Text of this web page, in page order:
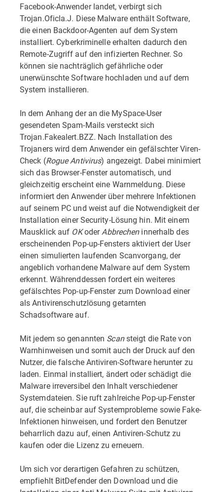
Facebook-Anwender landet, verbirgt sich
Trojan.Oficla.J. Diese Malware enthält Software,
die einen Backdoor-Agenten auf dem System
installiert. Cyberkriminelle erhalten dadurch den
Remote-Zugriff auf den infizierten Rechner. So
können sie nachträglich gefährliche oder
unerwünschte Software hochladen und auf dem
System installieren.
In dem Anhang der an die MySpace-User
gesendeten Spam-Mails versteckt sich
Trojan.Fakealert.BZZ. Nach Installation des
Trojaners wird dem Anwender ein gefälschter Viren-
Check (Rogue Antivirus) angezeigt. Dabei minimiert
sich das Browser-Fenster automatisch, und
gleichzeitig erscheint eine Warnmeldung. Diese
informiert den Anwender über mehrere Infektionen
auf seinem PC und weist auf die Notwendigkeit der
Installation einer Security-Lösung hin. Mit einem
Mausklick auf OKoderAbbrecheninnerhalb des
erscheinenden Pop-up-Fensters aktiviert der User
einen simulierten laufenden Scanvorgang, der
angeblich vorhandene Malware auf dem System
erkennt. Währenddessen fordert ein weiteres
gefälschtes Pop-up-Fenster zum Download einer
als Antivirenschutzlösung getarnten
Schadsoftware auf.
Mit jedem so genannten Scansteigt die Rate von
Warnhinweisen und somit auch der Druck auf den
Nutzer, die falsche Antiviren-Software herunter zu
laden. Einmal installiert, ändert oder schädigt die
Malware irreversibel den Inhalt verschiedener
Systemdateien. Sie ruft zahlreiche Pop-up-Fenster
auf, die scheinbar auf Systemprobleme sowie Fake-
Infektionen hinweisen, und fordert den Benutzer
beharrlich dazu auf, einen Antiviren-Schutz zu
kaufen oder die Lizenz zu erneuern.
Um sich vor derartigen Gefahren zu schützen,
empfiehlt BitDefender den Download und die